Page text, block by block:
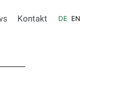
Kontakt DE EN